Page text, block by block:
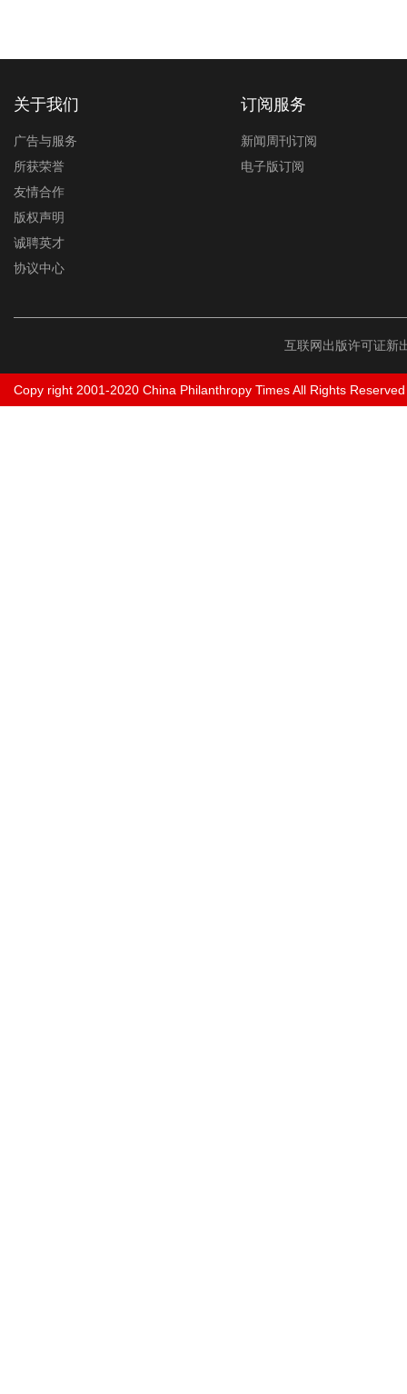
关于我们
广告与服务
所获荣誉
友情合作
版权声明
诚聘英才
协议中心
订阅服务
新闻周刊订阅
电子版订阅
互联网出版许可证新
Copy right 2001-2020 China Philanthropy Times All Rights Reserved